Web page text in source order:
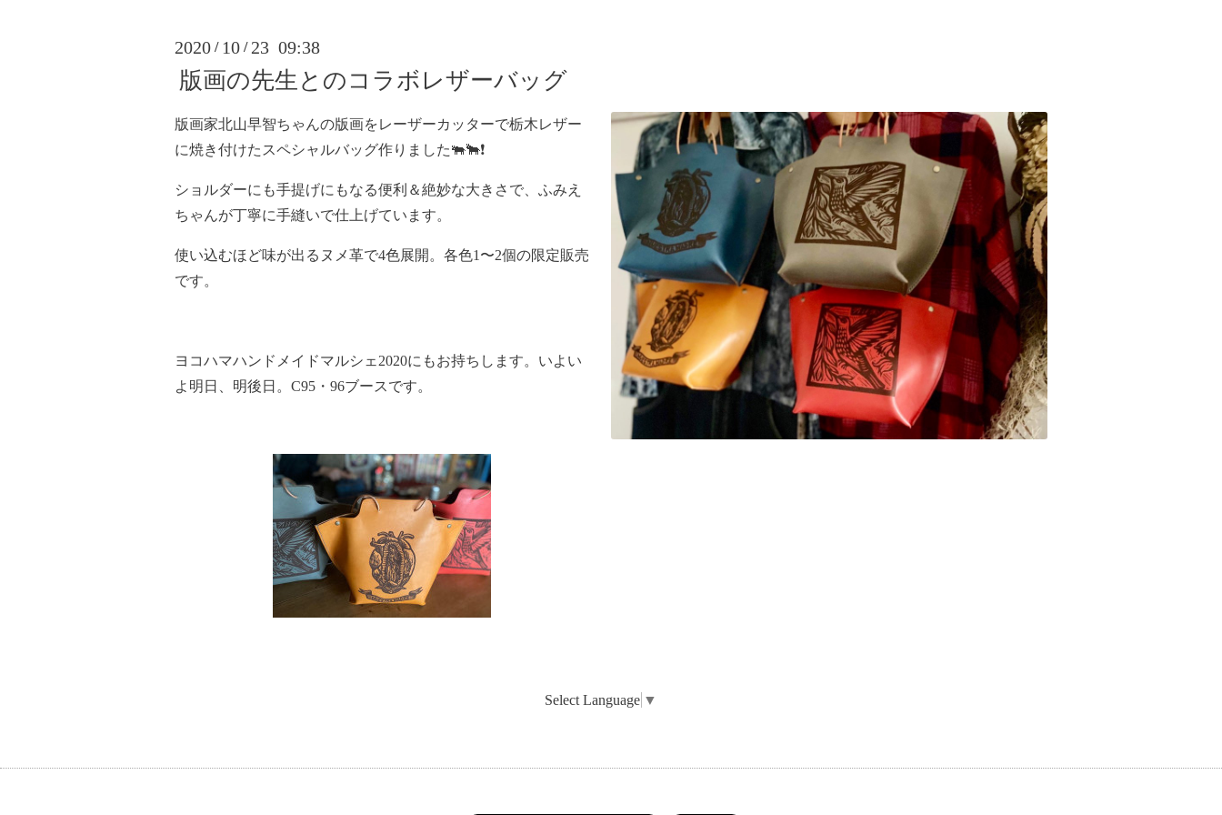
2020 / 10 / 23 09:38
版画の先生とのコラボレザーバッグ
版画家北山早智ちゃんの版画をレーザーカッターで栃木レザー
に焼き付けたスペシャルバッグ作りました🐃🐂❗️
ショルダーにも手提げにもなる便利＆絶妙な大きさで、ふみえ
ちゃんが丁寧に手縫いで仕上げています。
使い込むほど味が出るヌメ革で4色展開。各色1〜2個の限定販売
です。
ヨコハマハンドメイドマルシェ2020にもお持ちします。いよい
よ明日、明後日。C95・96ブースです。
Select Language ▼